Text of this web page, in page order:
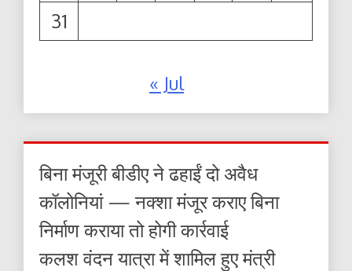
31
« Jul
बिना मंजूरी बीडीए ने ढहाईं दो अवैध
कॉलोनियां — नक्शा मंजूर कराए बिना
निर्माण कराया तो होगी कार्रवाई
कलश वंदन यात्रा में शामिल हुए मंत्री